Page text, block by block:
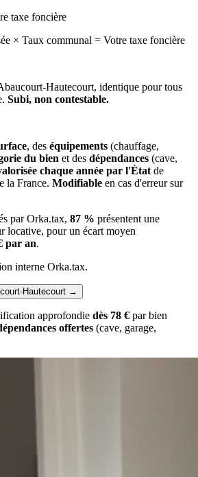
taxe foncière
× Taux communal = Votre taxe foncière
Hautecourt, identique pour tous
Subi, non contestable.
, des équipements (chauffage,
du bien et des dépendances (cave,
chaque année par l'État de
la France. Modifiable en cas d'erreur sur
par Orka.tax, 87 % présentent une
locative, pour un écart moyen
par an.
interne Orka.tax.
Hautecourt →
approfondie dès 78 € par bien
offertes (cave, garage,